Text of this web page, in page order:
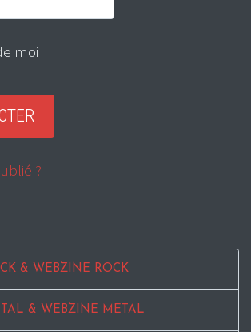
moi
?
& WEBZINE ROCK
& WEBZINE METAL